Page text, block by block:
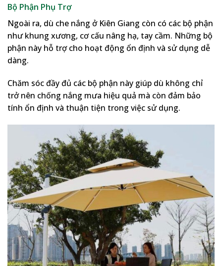
Bộ Phận Phụ Trợ
Ngoài ra, dù che nắng ở Kiên Giang còn có các bộ phận
như khung xương, cơ cấu nâng hạ, tay cầm. Những bộ
phận này hỗ trợ cho hoạt động ổn định và sử dụng dễ
dàng.
Chăm sóc đầy đủ các bộ phận này giúp dù không chỉ
trở nên chống nắng mưa hiệu quả mà còn đảm bảo
tính ổn định và thuận tiện trong việc sử dụng.